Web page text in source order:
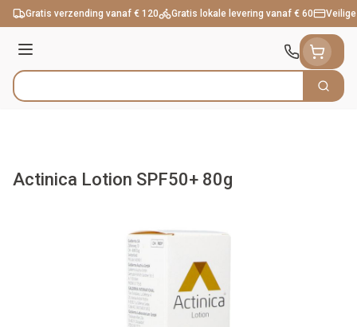
Ga naar de inhoud
Gratis verzending vanaf € 120 Gratis lokale levering vanaf € 60
Menu
Product, merk, categorie... Zoek
Actinica Lotion SPF50+ 80g